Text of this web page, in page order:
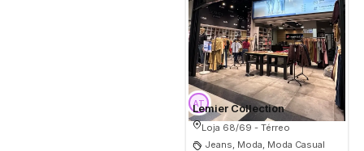
Lemier Collection
Loja 68/69 - Térreo
Jeans, Moda, Moda Casual